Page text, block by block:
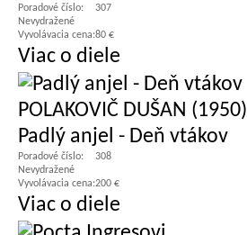
Poradové číslo:
307
Nevydražené
Vyvolávacia cena:80 €
Viac o diele
POLAKOVIČ DUŠAN (1950)
Padlý anjel - Deň vtákov
Poradové číslo:
308
Nevydražené
Vyvolávacia cena:200 €
Viac o diele